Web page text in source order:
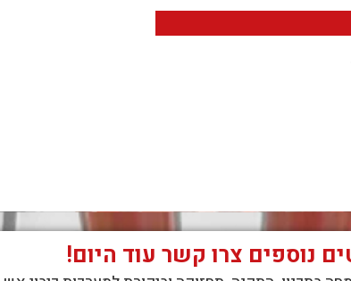
נוספים צרו קשר עוד היום!